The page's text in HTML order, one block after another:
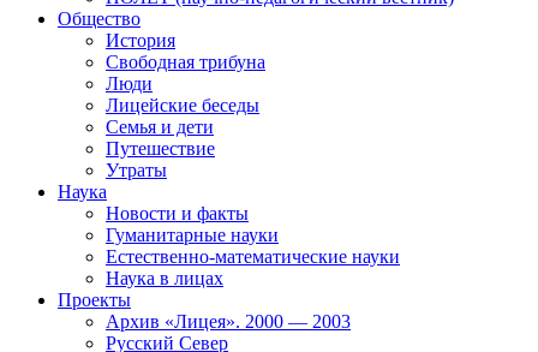
Общество
История
Свободная трибуна
Люди
Лицейские беседы
Семья и дети
Путешествие
Утраты
Наука
Новости и факты
Гуманитарные науки
Естественно-математические науки
Наука в лицах
Проекты
Архив «Лицея». 2000 — 2003
Русский Север